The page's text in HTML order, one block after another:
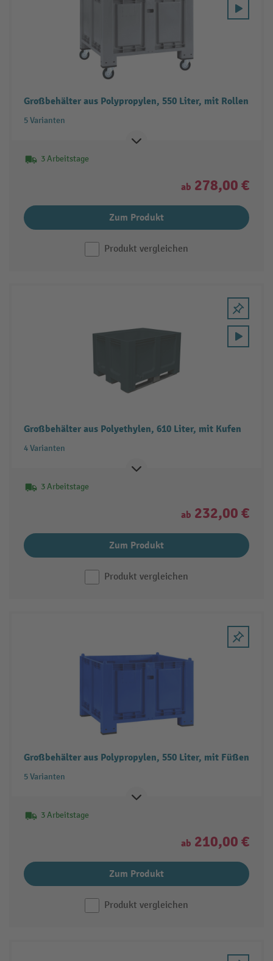
Großbehälter aus Polypropylen, 550 Liter, mit Rollen
5 Varianten
3 Arbeitstage
ab 278,00 €
Zum Produkt
Produkt vergleichen
Großbehälter aus Polyethylen, 610 Liter, mit Kufen
4 Varianten
3 Arbeitstage
ab 232,00 €
Zum Produkt
Produkt vergleichen
Großbehälter aus Polypropylen, 550 Liter, mit Füßen
5 Varianten
3 Arbeitstage
ab 210,00 €
Zum Produkt
Produkt vergleichen